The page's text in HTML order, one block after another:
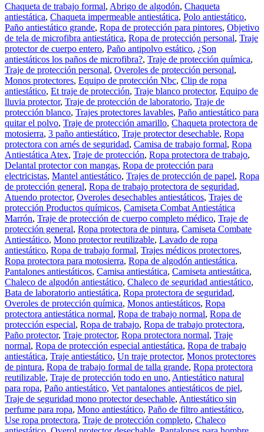
Chaqueta de trabajo formal, Abrigo de algodón, Chaqueta
antiestática, Chaqueta impermeable antiestática, Polo antiestático,
Paño antiestático grande, Ropa de protección para pintores, Objetivo
de tela de microfibra antiestática, Ropa de protección personal, Traje
protector de cuerpo entero, Paño antipolvo estático, ¿Son
antiestáticos los paños de microfibra?, Traje de protección química,
Traje de protección personal, Overoles de protección personal,
Monos protectores, Equipo de protección Nbc, Clip de ropa
antiestático, Et traje de protección, Traje blanco protector, Equipo de
lluvia protector, Traje de protección de laboratorio, Traje de
protección blanco, Trajes protectores lavables, Paño antiestático para
quitar el polvo, Traje de protección amarillo, Chaqueta protectora de
motosierra, 3 paño antiestático, Traje protector desechable, Ropa
protectora con arnés de seguridad, Camisa de trabajo formal, Ropa
Antiestática Atex, Traje de protección, Ropa protectora de trabajo,
Delantal protector con mangas, Ropa de protección para
electricistas, Mantel antiestático, Trajes de protección de papel, Ropa
de protección general, Ropa de trabajo protectora de seguridad,
Atuendo protector, Overoles desechables antiestáticos, Trajes de
protección Productos químicos, Camiseta Combat Antiestática
Marrón, Traje de protección de cuerpo completo médico, Traje de
protección general, Ropa protectora de pintura, Camiseta Combate
Antiestático, Mono protector reutilizable, Lavado de ropa
antiestático, Ropa de trabajo formal, Trajes médicos protectores,
Ropa protectora para motosierra, Ropa de algodón antiestática,
Pantalones antiestáticos, Camisa antiestática, Camiseta antiestática,
Chaleco de algodón antiestático, Chaleco de seguridad antiestático,
Bata de laboratorio antiestática, Ropa protectora de seguridad,
Overoles de protección química, Monos antiestáticos, Ropa
protectora antiestática normal, Ropa de trabajo normal, Ropa de
protección especial, Ropa de trabajo, Ropa de trabajo protectora,
Paño protector, Traje protector, Ropa protectora normal, Traje
normal, Ropa de protección especial antiestática, Ropa de trabajo
antiestática, Traje antiestático, Un traje protector, Monos protectores
de pintura, Ropa de trabajo formal de talla grande, Ropa protectora
reutilizable, Traje de protección todo en uno, Antiestático natural
para ropa, Paño antiestático, Vet pantalones antiestáticos de piel,
Traje de seguridad mono protector desechable, Antiestático sin
perfume para ropa, Mono antiestático, Paño de filtro antiestático,
Use ropa protectora, Traje de protección completo, Chaleco